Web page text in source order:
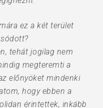
ez a két terület
tehát jogilag nem
megteremti a
előnyöket mindenki
hogy ebben a
érintettek, inkább